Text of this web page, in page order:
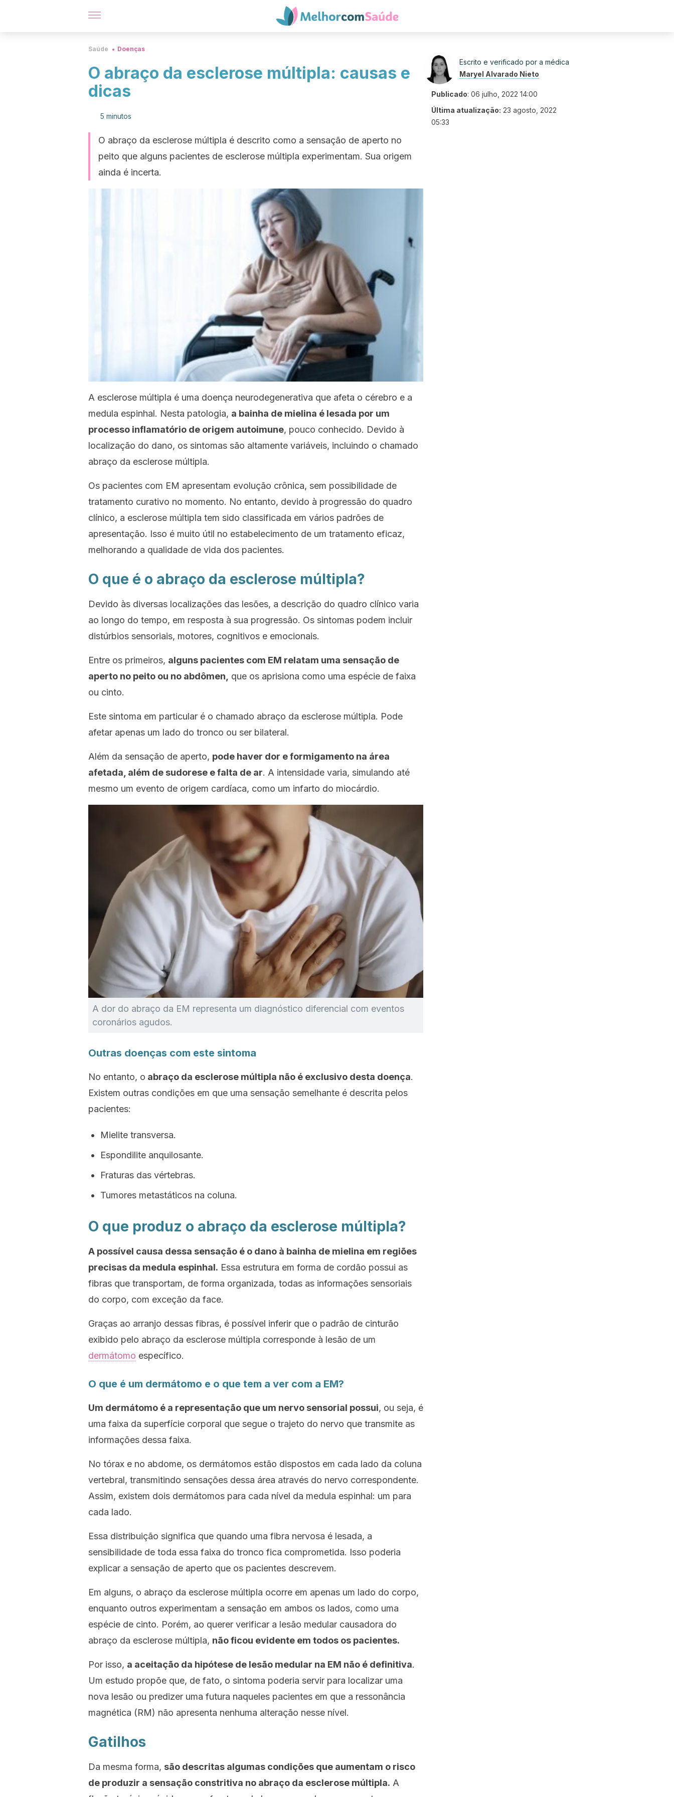
Saúde Doenças
O abraço da esclerose múltipla: causas e
dicas
5 minutos
O abraço da esclerose múltipla é descrito como a sensação de aperto no
peito que alguns pacientes de esclerose múltipla experimentam. Sua origem
ainda é incerta.
A esclerose múltipla é uma doença neurodegenerativa que afeta o cérebro e a
medula espinhal. Nesta patologia, a bainha de mielina é lesada por um
processo inflamatório de origem autoimune, pouco conhecido. Devido à
localização do dano, os sintomas são altamente variáveis, incluindo o chamado
abraço da esclerose múltipla.
Os pacientes com EM apresentam evolução crônica, sem possibilidade de
tratamento curativo no momento. No entanto, devido à progressão do quadro
clínico, a esclerose múltipla tem sido classificada em vários padrões de
apresentação. Isso é muito útil no estabelecimento de um tratamento eficaz,
melhorando a qualidade de vida dos pacientes.
O que é o abraço da esclerose múltipla?
Devido às diversas localizações das lesões, a descrição do quadro clínico varia
ao longo do tempo, em resposta à sua progressão. Os sintomas podem incluir
distúrbios sensoriais, motores, cognitivos e emocionais.
Entre os primeiros, alguns pacientes com EM relatam uma sensação de
aperto no peito ou no abdômen,
que os aprisiona como uma espécie de faixa
ou cinto.
Este sintoma em particular é o chamado abraço da esclerose múltipla. Pode
afetar apenas um lado do tronco ou ser bilateral.
Além da sensação de aperto, pode haver dor e formigamento na área
afetada, além de sudorese e falta de ar. A intensidade varia, simulando até
mesmo um evento de origem cardíaca, como um infarto do miocárdio.
A dor do abraço da EM representa um diagnóstico diferencial com eventos
coronários agudos.
Outras doenças com este sintoma
No entanto, o abraço da esclerose múltipla não é exclusivo desta doença.
Existem outras condições em que uma sensação semelhante é descrita pelos
pacientes:
Mielite transversa.
Espondilite anquilosante.
Fraturas das vértebras.
Tumores metastáticos na coluna.
O que produz o abraço da esclerose múltipla?
A possível causa dessa sensação é o dano à bainha de mielina em regiões
precisas da medula espinhal. Essa estrutura em forma de cordão possui as
fibras que transportam, de forma organizada, todas as informações sensoriais
do corpo, com exceção da face.
Graças ao arranjo dessas fibras, é possível inferir que o padrão de cinturão
exibido pelo abraço da esclerose múltipla corresponde à lesão de um
dermátomo específico.
O que é um dermátomo e o que tem a ver com a EM?
Um dermátomo é a representação que um nervo sensorial possui, ou seja, é
uma faixa da superfície corporal que segue o trajeto do nervo que transmite as
informações dessa faixa.
No tórax e no abdome, os dermátomos estão dispostos em cada lado da coluna
vertebral, transmitindo sensações dessa área através do nervo correspondente.
Assim, existem dois dermátomos para cada nível da medula espinhal: um para
cada lado.
Essa distribuição significa que quando uma fibra nervosa é lesada, a
sensibilidade de toda essa faixa do tronco fica comprometida. Isso poderia
explicar a sensação de aperto que os pacientes descrevem.
Em alguns, o abraço da esclerose múltipla ocorre em apenas um lado do corpo,
enquanto outros experimentam a sensação em ambos os lados, como uma
espécie de cinto. Porém, ao querer verificar a lesão medular causadora do
abraço da esclerose múltipla, não ficou evidente em todos os pacientes.
Por isso, a aceitação da hipótese de lesão medular na EM não é definitiva.
Um estudo propõe que, de fato, o sintoma poderia servir para localizar uma
nova lesão ou predizer uma futura naqueles pacientes em que a ressonância
magnética (RM) não apresenta nenhuma alteração nesse nível.
Gatilhos
Da mesma forma, são descritas algumas condições que aumentam o risco
de produzir a sensação constritiva no abraço da esclerose múltipla. A
Escrito e verificado por a médica
Maryel Alvarado Nieto
Publicado: 06 julho, 2022 14:00
Última atualização: 23 agosto, 2022
05:33